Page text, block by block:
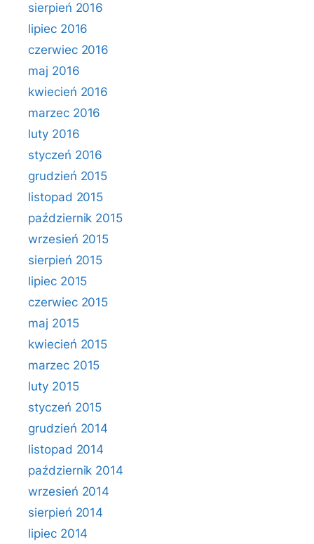
sierpień 2016
lipiec 2016
czerwiec 2016
maj 2016
kwiecień 2016
marzec 2016
luty 2016
styczeń 2016
grudzień 2015
listopad 2015
październik 2015
wrzesień 2015
sierpień 2015
lipiec 2015
czerwiec 2015
maj 2015
kwiecień 2015
marzec 2015
luty 2015
styczeń 2015
grudzień 2014
listopad 2014
październik 2014
wrzesień 2014
sierpień 2014
lipiec 2014